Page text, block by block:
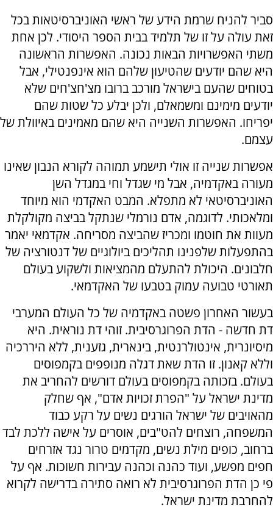
סביר להניח שרמת הידע של ראשי האוניברסיטאות בכל
זאת עולה על זו של תלמיד בבית הספר היסודי. לכן אחת
משתי האפשרויות הבאות נכונה. האפשרות הראשונה
היא שהם יודעים שהטיעון שלהם הוא אינפנטילי, אבל
בטוחים שהעם בישראל מורכב ברובו מצ'חצ'חים שלא
יודעים מימינם ומשמאלם, ולכן יבלע כל שטות שהם
יפריחו. האפשרות השנייה היא שהם מאמינים באיוולת של
עצמם.
אפשרות שנייה זו אולי תישמע תמוהה לקורא הנבון שאינו
מעורה באקדמיה, אבל מי שגדל וחי במגדל השן
האוניברסיטאי לא מתפלא. המבט האקדמי הוא מיוחד
ומלאכותי. לדוגמה, אדם נורמלי שנתקל בביצה מקולקלת
מעוות את חוטמו ומכריז שהביצה מסריחה. אקדמאי יאמר
בהתפעלות שלפנינו תהליכים ביולוגיים של דנטורציה של
חלבונים. היכולת להתעלם מהמציאות ולשקוע בעולם
תאורטי טבועה עמוק בטבעו של האקדמאי.
בעשור האחרון פשטה באקדמיה של כל העולם המערבי
דת חדשה - הדת הפרוגרסיבית. זוהי דת נוראית. היא
מיסיונרית, אינטולרנטית, בינארית, גזענית, ללא היררכיה
וללא קאנון. זו הדת שאת דגלה מנופפים בקמפוסים
בעולם. בזכותה בקמפוסים בעולם דורשים להחריב את
מדינת ישראל על "הפרת זכויות אדם", אף שחלק
מהאויבים של ישראל הורגים נשים על רקע כבוד
המשפחה, רוצחים להט"בים, אוסרים על אישה ללכת לבד
ברחוב, כופים מילת נשים, מקדמים טרור נגד אזרחים
חפים מפשע, ועוד כהנה וכהנה עבירות חשוכות. אף על
פי כן הדת הפרוגרסיבית לא רואה סתירה בדרישה לקרוא
להחרבת מדינת ישראל.